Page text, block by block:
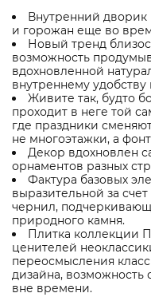
Внутренний
и горожан еще во
Новый тренд
возможность
вдохновленной
внутреннему удобству
Живите так, будто
проходит в неге той
где праздники
не многоэтажки, а
Декор вдохновлен
орнаментов разных
Фактура базовых
выразительной за
чернил,
природного камня.
Плитка коллекции
ценителей
переосмысления
дизайна, возможность
вне времени.